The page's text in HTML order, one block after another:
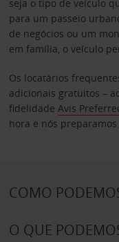
seja o tipo de veículo
para um passeio
de negócios ou um
em família, o veículo
Os locatários
adicionais gratuitos –
fidelidade Avis
hora e nós
COMO
O QUE